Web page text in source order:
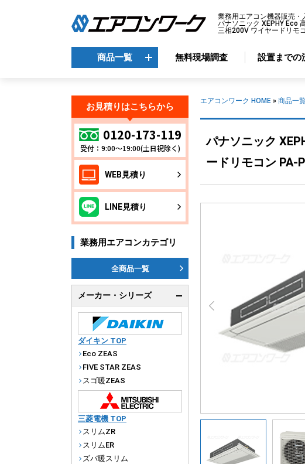
業務用エアコン機器販売
パナソニック XEPHY Eco
三相200V ワイヤードリモ
商品一覧
商品一覧
メーカーから選ぶ
ダイキン
三菱電機
日立
東芝
パナソニック
天井カセット
天井カセット
天井カセット
天井吊り形4方
厨房用
無料現場調査 設置までの
エアコンワーク HOME » 商品一
パナソニック
ードリモコン PA-
お見積りはこちらから
0120-173-119
受付：9:00～19:00(土日祝除く)
WEB見積り
LINE見積り
業務用エアコンカテゴリ
全商品一覧
メーカー・シリーズ
ダイキン TOP
Eco ZEAS
FIVE STAR ZEAS
スゴ暖ZEAS
三菱電機 TOP
スリムZR
スリムER
ズバ暖スリム